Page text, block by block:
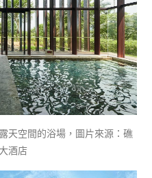
天空間的浴場，圖片來源：礁
酒店